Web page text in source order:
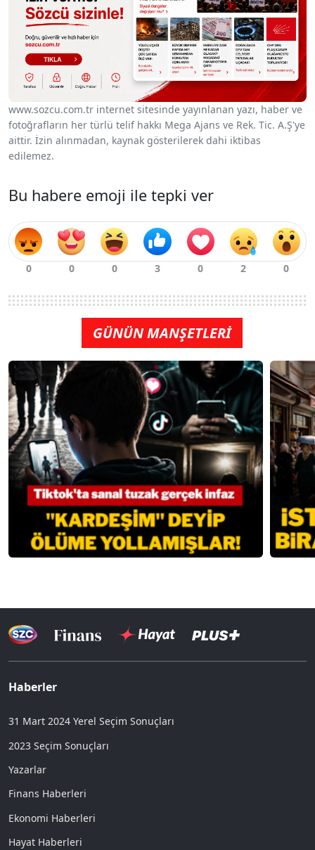
www.sozcu.com.tr internet sitesinde yayınlanan yazı, haber ve
fotoğrafların her türlü telif hakkı Mega Ajans ve Rek. Tic. A.Ş'ye
aittir. İzin alınmadan, kaynak gösterilerek dahi iktibas
edilemez.
Bu habere emoji ile tepki ver
GÜNÜN MANŞETLERİ
Haberler
31 Mart 2024 Yerel Seçim Sonuçları
2023 Seçim Sonuçları
Yazarlar
Finans Haberleri
Ekonomi Haberleri
Hayat Haberleri